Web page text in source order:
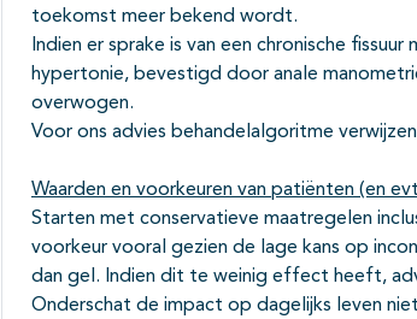
toekomst meer bekend wordt.
Indien er sprake is van een chronische
hypertonie, bevestigd door anale
overwogen.
Voor ons advies behandelalgoritme
Waarden en voorkeuren van patiënten (en
Starten met conservatieve maatregelen
voorkeur vooral gezien de lage kans op
dan gel. Indien dit te weinig effect heeft,
Onderschat de impact op dagelijks leven